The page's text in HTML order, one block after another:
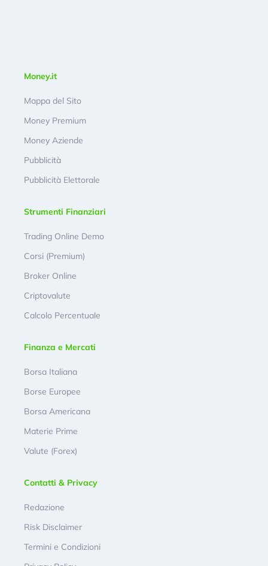
Money.it
Mappa del Sito
Money Premium
Money Aziende
Pubblicità
Pubblicità Elettorale
Strumenti Finanziari
Trading Online Demo
Corsi (Premium)
Broker Online
Criptovalute
Calcolo Percentuale
Finanza e Mercati
Borsa Italiana
Borse Europee
Borsa Americana
Materie Prime
Valute (Forex)
Contatti & Privacy
Redazione
Risk Disclaimer
Termini e Condizioni